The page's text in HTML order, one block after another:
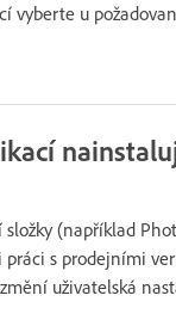
vyberte u
(například
s prodejními
uživatelská